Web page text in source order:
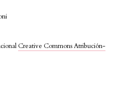
Creative Commons Atribución-